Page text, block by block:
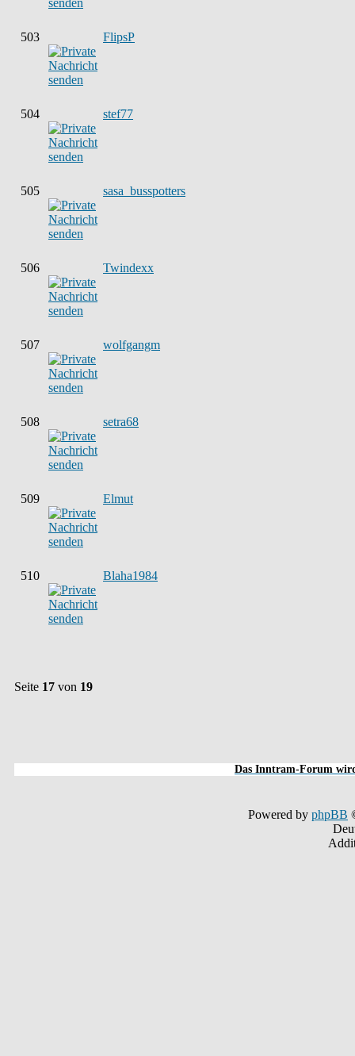
503 FlipsP
504 stef77
505 sasa_busspotters
506 Twindexx
507 wolfgangm
508 setra68
509 Elmut
510 Blaha1984
Seite 17 von 19
Das Inntram-Forum
Powered by phpBB